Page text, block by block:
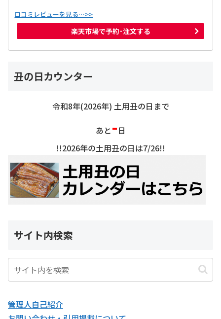
口コミレビューを見る…>>
楽天市場で予約･注文する
丑の日カウンター
令和8年(2026年) 土用丑の日まで
あと-日
!!2026年の土用丑の日は7/26!!
サイト内検索
管理人自己紹介